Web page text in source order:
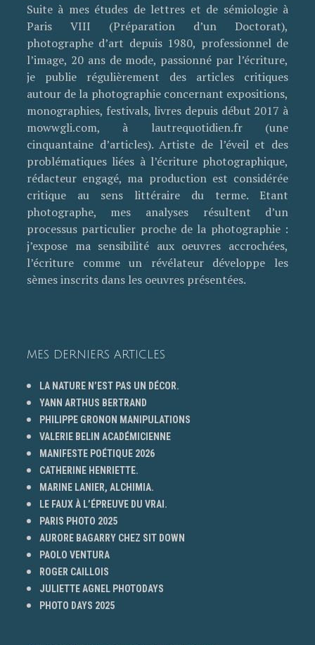
Suite à mes études de lettres et de sémiologie à
Paris VIII (Préparation d’un Doctorat),
photographe d’art depuis 1980, professionnel de
l’image, 20 ans de mode, passionné par l’écriture,
je publie régulièrement des articles critiques
autour de la photographie concernant expositions,
monographies, festivals, livres depuis début 2017 à
mowwgli.com, à lautrequotidien.fr (une
cinquantaine d’articles). Artiste de l’éveil et des
problématiques liées à l’écriture photographique,
rédacteur engagé, ma production est considérée
critique au sens littéraire du terme. Etant
photographe, mes analyses résultent d’un
processus particulier proche de la photographie :
j’expose ma sensibilité aux oeuvres accrochées,
l’écriture comme un révélateur développe les
sèmes inscrits dans les oeuvres présentées.
MES DERNIERS ARTICLES
LA NATURE N’EST PAS UN DÉCOR.
YANN ARTHUS BERTRAND
PHILIPPE GRONON MANIPULATIONS
VALERIE BELIN ACADÉMICIENNE
MANIFESTE POÉTIQUE 2026
CATHERINE HENRIETTE.
MARINE LANIER, ALCHIMIA.
LE FAUX À L’ÉPREUVE DU VRAI.
PARIS PHOTO 2025
AURORE BAGARRY CHEZ SIT DOWN
PAOLO VENTURA
ROGER CAILLOIS
JULIETTE AGNEL PHOTODAYS
PHOTO DAYS 2025